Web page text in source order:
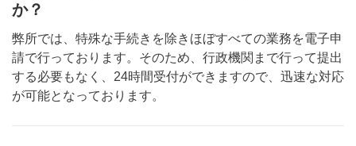
か？
弊所では、特殊な手続きを除きほぼすべての業務を電子申
請で行っております。そのため、行政機関まで行って提出
する必要もなく、24時間受付ができますので、迅速な対応
が可能となっております。